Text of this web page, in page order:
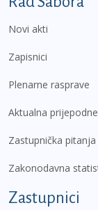
Novi akti
Zapisnici
Plenarne rasprave
Aktualna
Zastupnička pitanja
Zakonodavna
Zastupnici